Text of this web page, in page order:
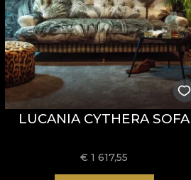
LUCANIA CYTHERA SOFA
€ 1 617,55